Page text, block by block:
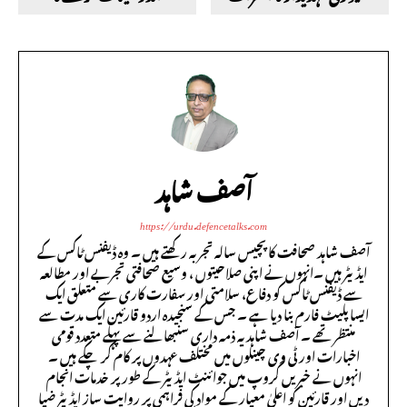
آصف شاہد
https://urdu.defencetalks.com
آصف شاہد صحافت کا پچیس سالہ تجربہ رکھتے ہیں ۔ وہ ڈیفنس ٹاکس کے
ایڈیٹر ہیں ۔انہوں نے اپنی صلاحیتوں ، وسیع صحافتی تجربے اور مطالعہ
سے ڈیفنس ٹاکس کو دفاع، سلامتی اور سفارت کاری سے متعلق ایک
ایسا پلیٹ فارم بنا دیا ہے ۔ جس کے سنجیدہ اردو قارئین ایک مدت سے
منتظر تھے ۔ آصف شاہد یہ ذمہ داری سنبھالنے سے پہلے متعدد قومی
اخبارات اور ٹی وی چینلوں میں مختلف عہدوں پر کام کر چکے ہیں ۔
انہوں نے خبریں گروپ میں جوائنٹ ایڈیٹر کے طور پر خدمات انجام
دیں اور قارئین کو اعلیٰ معیار کے مواد کی فراہمی پر روایت ساز ایڈیٹر ضیا